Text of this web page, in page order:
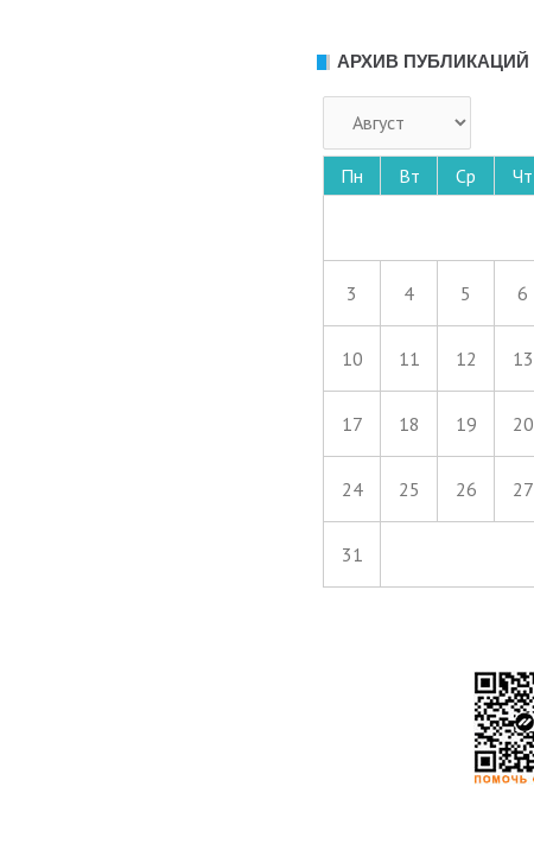
АРХИВ ПУБЛИКАЦИЙ
Пн Вт Ср Чт
3 4 5 6
10 11 12 13
17 18 19 20
24 25 26 27
31